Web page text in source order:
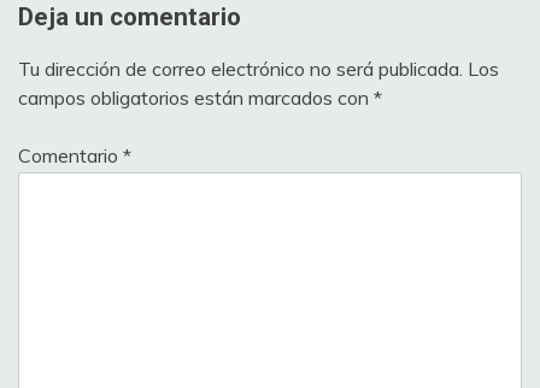
Deja un comentario
Tu dirección de correo electrónico no será publicada. Los
campos obligatorios están marcados con *
Comentario *